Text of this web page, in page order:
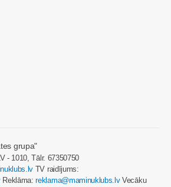
grupa"
- 1010, Tālr. 67350750
TV raidījums:
Reklāma:reklama@maminuklubs.lvVecāku